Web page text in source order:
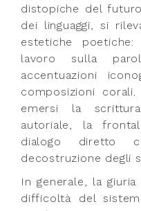
distopiche del
dei linguaggi, si
estetiche
lavoro sulla
accentuazioni
composizioni
emersi la
autoriale, la
dialogo diretto
decostruzione degli
In generale, la
difficoltà del